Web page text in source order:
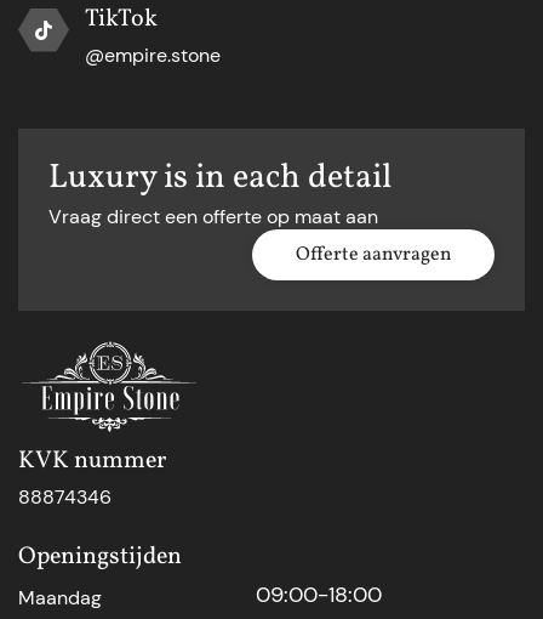
TikTok
@empire.stone
Luxury is in each detail
Vraag direct een offerte op maat aan
Offerte aanvragen
KVK nummer
88874346
Openingstijden
Maandag 09:00-18:00